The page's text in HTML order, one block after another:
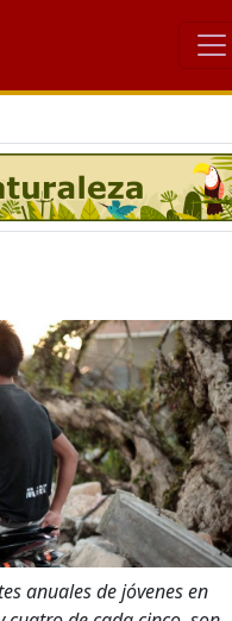
anuales de jóvenes en